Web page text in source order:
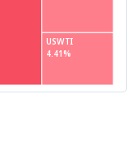
USWTI
4.41%